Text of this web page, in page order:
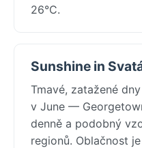
26°C.
Sunshine in
Tmavé, zatažené
v June —
denně a podobný
regionů. Oblačnost